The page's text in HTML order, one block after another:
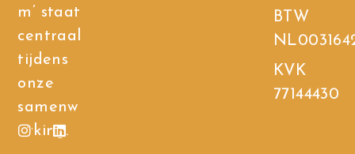
m’ staat
centraal
tijdens
onze
samenw
erking.
BTW
KVK
77144430